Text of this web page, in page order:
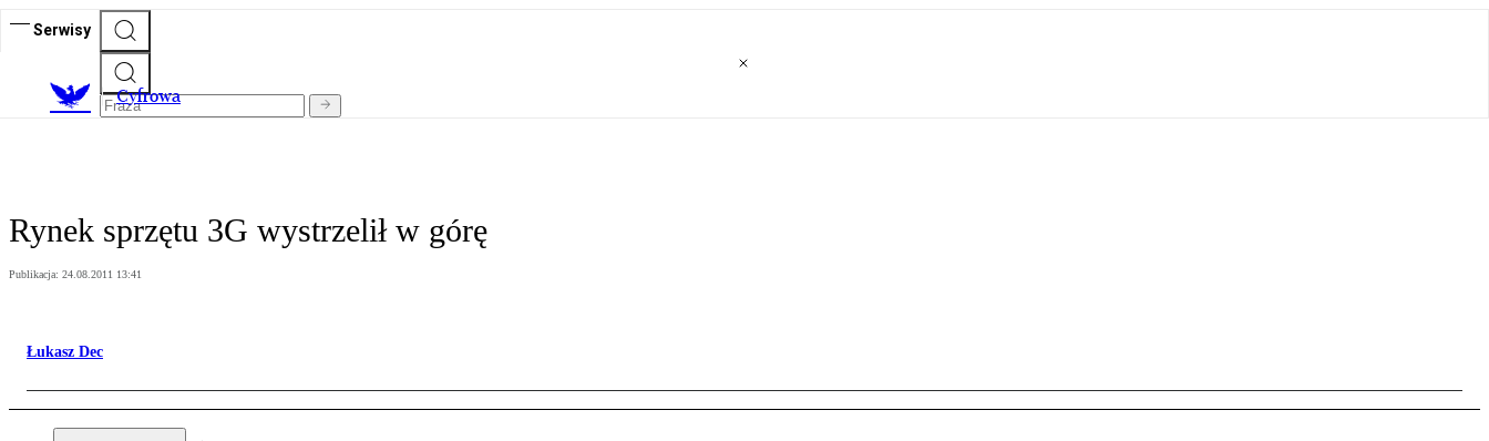
Serwisy
Cyfrowa
Rynek sprzętu 3G wystrzelił w górę
Publikacja: 24.08.2011 13:41
Łukasz Dec